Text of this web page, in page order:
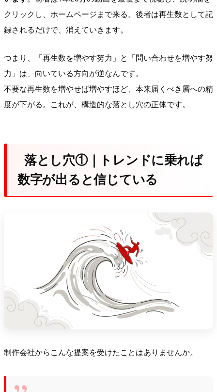
クリックし、ホームページまで来る。後者は再生数として記
録されるだけで、消えていきます。
つまり、「再生数を増やす努力」と「問い合わせを増やす努
力」は、向いている方向が逆なんです。
不要な再生数を増やせば増やすほど、本来届くべき層への精
度が下がる。これが、構造的な落とし穴の正体です。
落とし穴①｜トレンドに乗れば
数字が出ると信じている
制作会社からこんな提案を受けたことはありませんか。